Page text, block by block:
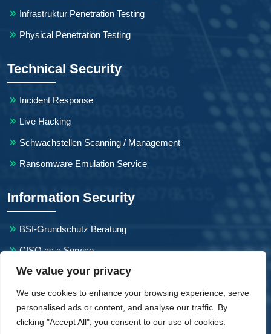
We value your privacy
We use cookies to enhance your browsing experience, serve
personalised ads or content, and analyse our traffic. By
clicking "Accept All", you consent to our use of cookies.
Infrastruktur Penetration Testing
Physical Penetration Testing
Technical Security
Incident Response
Live Hacking
Schwachstellen Scanning / Management
Ransomware Emulation Service
Information Security
BSI-Grundschutz Beratung
CISO as a Service
NIS2-Beratung
Copyright Mint Secure GmbH. All Rights Reserved.